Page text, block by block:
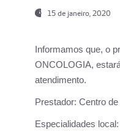
15 de janeiro, 2020
Informamos que, o
ONCOLOGIA,
atendimento.
Prestador: Centro
Especialidades local: